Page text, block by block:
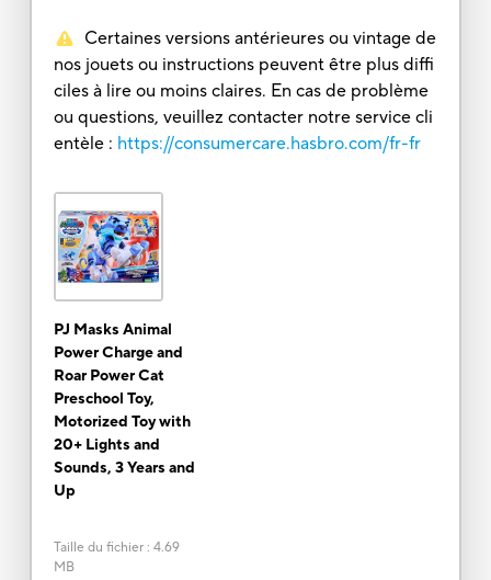
Certaines versions antérieures ou vintage de
nos jouets ou instructions peuvent être plus diffi
ciles à lire ou moins claires. En cas de problème
ou questions, veuillez contacter notre service cli
entèle : https://consumercare.hasbro.com/fr-fr
PJ Masks Animal
Power Charge and
Roar Power Cat
Preschool Toy,
Motorized Toy with
20+ Lights and
Sounds, 3 Years and
Up
Taille du fichier: 4.69
MB